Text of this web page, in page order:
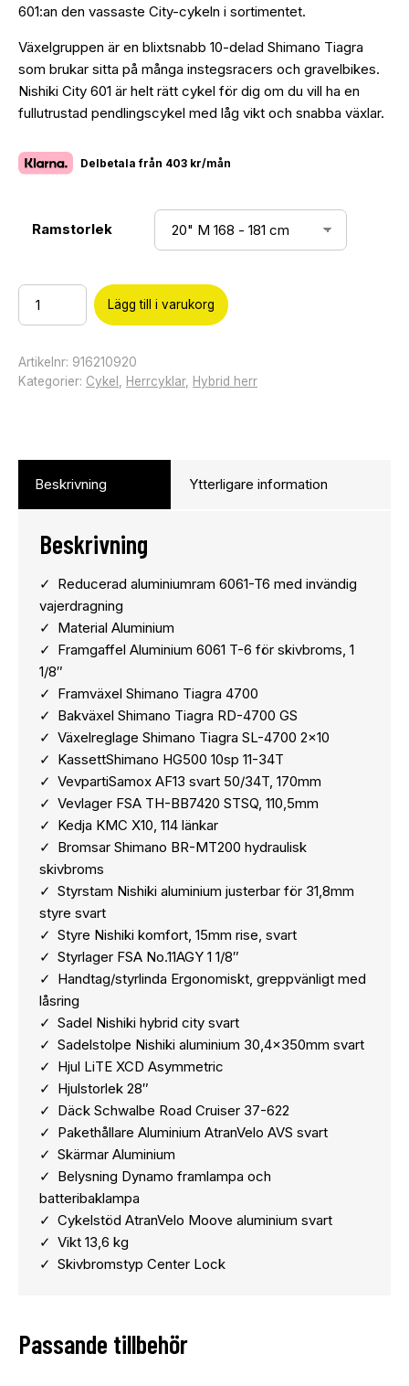
601:an den vassaste City-cykeln i sortimentet.
Växelgruppen är en blixtsnabb 10-delad Shimano Tiagra
som brukar sitta på många instegsracers och gravelbikes.
Nishiki City 601 är helt rätt cykel för dig om du vill ha en
fullutrustad pendlingscykel med låg vikt och snabba växlar.
Delbetala från 403 kr/mån
Ramstorlek
Lägg till i varukorg
Artikelnr: 916210920
Kategorier: Cykel Herrcyklar, Hybrid herr
Beskrivning Ytterligare information
Beskrivning
Reducerad aluminiumram 6061-T6 med invändig
vajerdragning
Material Aluminium
Framgaffel Aluminium 6061 T-6 för skivbroms, 1
1/8″
Framväxel Shimano Tiagra 4700
Bakväxel Shimano Tiagra RD-4700 GS
Växelreglage Shimano Tiagra SL-4700 2×10
KassettShimano HG500 10sp 11-34T
VevpartiSamox AF13 svart 50/34T, 170mm
Vevlager FSA TH-BB7420 STSQ, 110,5mm
Kedja KMC X10, 114 länkar
Bromsar Shimano BR-MT200 hydraulisk
skivbroms
Styrstam Nishiki aluminium justerbar för 31,8mm
styre svart
Styre Nishiki komfort, 15mm rise, svart
Styrlager FSA No.11AGY 1 1/8″
Handtag/styrlinda Ergonomiskt, greppvänligt med
låsring
Sadel Nishiki hybrid city svart
Sadelstolpe Nishiki aluminium 30,4x350mm svart
Hjul LiTE XCD Asymmetric
Hjulstorlek 28″
Däck Schwalbe Road Cruiser 37-622
Pakethållare Aluminium AtranVelo AVS svart
Skärmar Aluminium
Belysning Dynamo framlampa och
batteribaklampa
Cykelstöd AtranVelo Moove aluminium svart
Vikt 13,6 kg
Skivbromstyp Center Lock
Passande tillbehör